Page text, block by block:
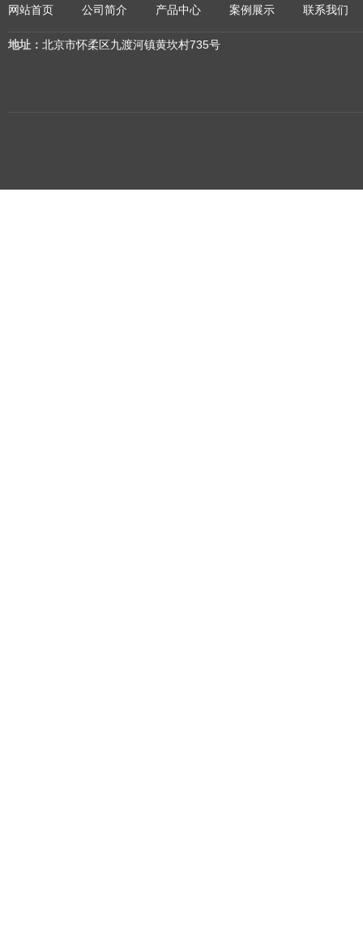
网站首页 公司简介 产品中心 案例展示 联系我们
地址： 北京市怀柔区九渡河镇黄坎村735号